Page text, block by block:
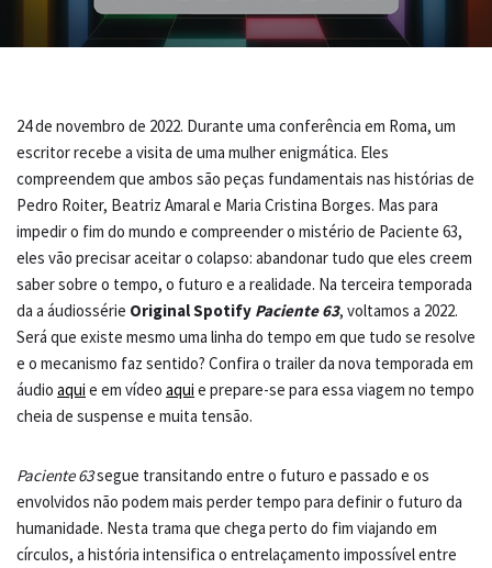
24 de novembro de 2022. Durante uma conferência em Roma, um
escritor recebe a visita de uma mulher enigmática. Eles
compreendem que ambos são peças fundamentais nas histórias de
Pedro Roiter, Beatriz Amaral e Maria Cristina Borges. Mas para
impedir o fim do mundo e compreender o mistério de Paciente 63,
eles vão precisar aceitar o colapso: abandonar tudo que eles creem
saber sobre o tempo, o futuro e a realidade. Na terceira temporada
da a áudiossérie Original Spotify Paciente 63, voltamos a 2022.
Será que existe mesmo uma linha do tempo em que tudo se resolve
e o mecanismo faz sentido? Confira o trailer da nova temporada em
áudio aqui e em vídeo aqui e prepare-se para essa viagem no tempo
cheia de suspense e muita tensão.
Paciente 63segue transitando entre o futuro e passado e os
envolvidos não podem mais perder tempo para definir o futuro da
humanidade. Nesta trama que chega perto do fim viajando em
círculos, a história intensifica o entrelaçamento impossível entre